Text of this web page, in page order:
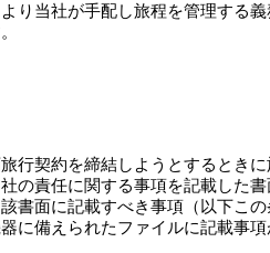
り当社が手配し旅程を管理する
行契約を締結しようとするとき
の責任に関する事項を記載した
書面に記載すべき事項（以下こ
に備えられたファイルに記載事